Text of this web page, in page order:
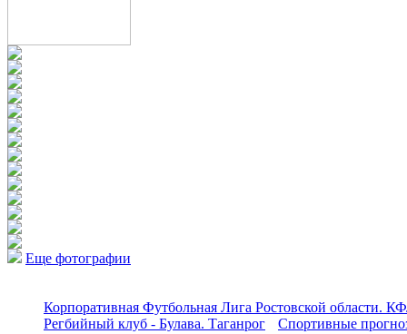
Еще фотографии
Корпоративная Футбольная Лига Ростовской области.
Регбийный клуб - Булава. Таганрог
Спортивные